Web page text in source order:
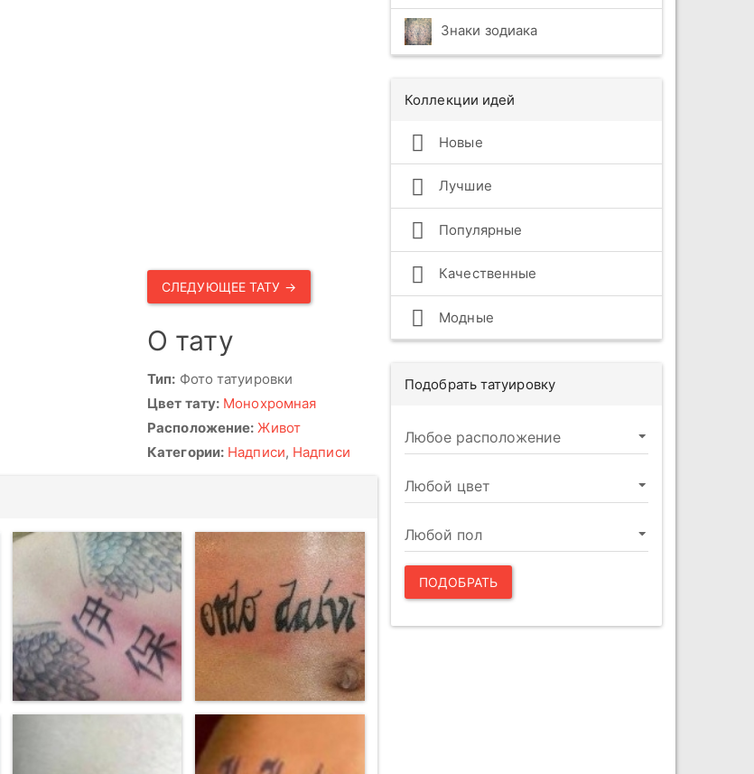
СЛЕДУЮЩЕЕ ТАТУ →
О тату
Тип: Фото татуировки
Цвет тату: Монохромная
Расположение: Живот
Категории: Надписи, Надписи
Знаки зодиака
Коллекции идей
Новые
Лучшие
Популярные
Качественные
Модные
Подобрать татуировку
ПОДОБРАТЬ